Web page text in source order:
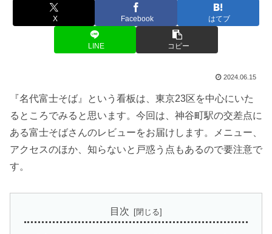
X Facebook はてブ
LINE コピー
2024.06.15
『名代富士そば』という看板は、東京23区を中心にいた
るところでみると思います。今回は、神谷町駅の交差点に
ある富士そばさんのレビューをお届けします。メニュー、
アクセスのほか、知らないと戸惑う点もあるので要注意で
す。
目次